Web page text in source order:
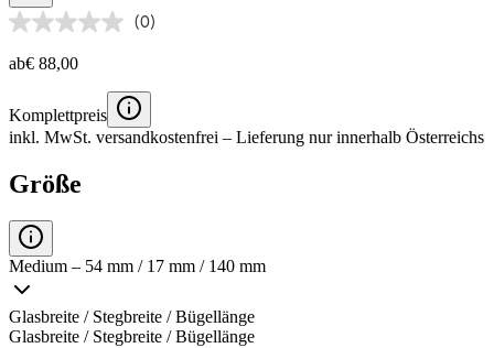
(0)
ab€ 88,00
Komplettpreis
inkl. MwSt. versandkostenfrei – Lieferung nur innerhalb Österreichs
Größe
Medium – 54 mm / 17 mm / 140 mm
Glasbreite / Stegbreite / Bügellänge
Glasbreite / Stegbreite / Bügellänge